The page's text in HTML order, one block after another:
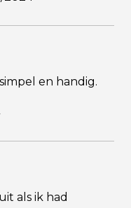
en handig.
als ik had